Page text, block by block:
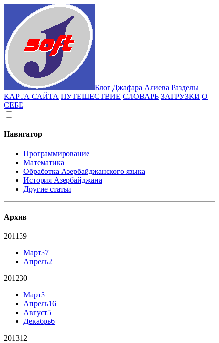
Блог Джафара Алиева Разделы
КАРТА САЙТА ПУТЕШЕСТВИЕ СЛОВАРЬ ЗАГРУЗКИ О
СЕБЕ
Навигатор
Программирование
Математика
Обработка Азербайджанского языка
История Азербайджана
Другие статьи
Архив
201139
Март37
Апрель2
201230
Март3
Апрель16
Август5
Декабрь6
201312